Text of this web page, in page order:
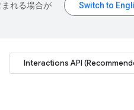
れる場合が
Interactions API